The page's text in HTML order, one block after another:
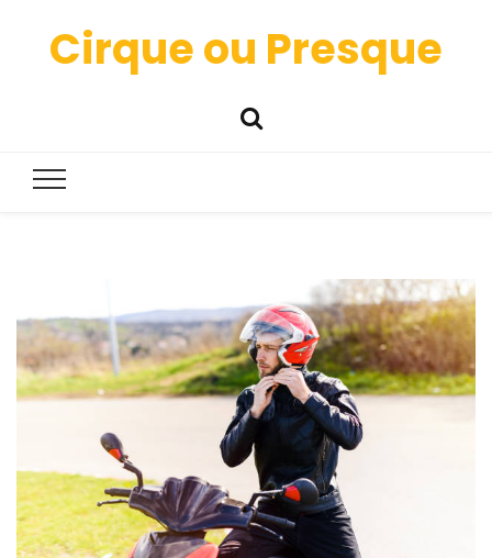
Cirque ou Presque